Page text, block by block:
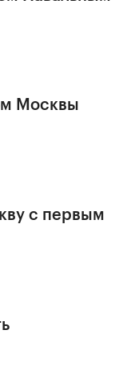
Москвы
с первым